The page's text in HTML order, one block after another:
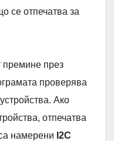
се отпечатва за
премине през
проверява
Ако
отпечатва
намерени I2C